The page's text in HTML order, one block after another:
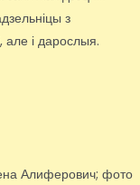
з
але і дарослыя.
Алиферович; фото